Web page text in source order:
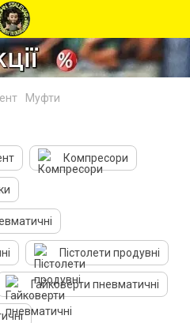
Муфти
Компресори
Пістолети продувні
Гайковерти пневматичні